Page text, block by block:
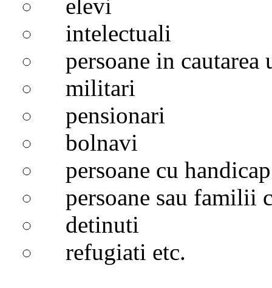
elevi
intelectuali
persoane in cautarea
militari
pensionari
bolnavi
persoane cu
persoane sau familii
detinuti
refugiati etc.